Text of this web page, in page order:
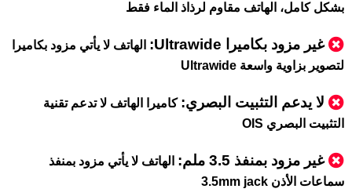
بشكل كامل، الهاتف مقاوم لرذاذ الماء فقط
غير مزود بكاميرا Ultrawide:
الهاتف لا يأتي مزود بكاميرا
لتصوير بزاوية واسعة Ultrawide
لا يدعم التثبيت البصري: كاميرا الهاتف لا تدعم تقنية
التثبيت البصري OIS
غير مزود بمنفذ 3.5 ملم : الهاتف لا يأتي مزود بمنفذ
سماعات الأذن 3.5mm jack